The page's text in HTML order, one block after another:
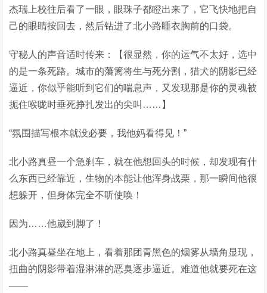
杰瑞上校往后看了一眼，眼珠子都瞪出来了，它飞快地把自
己的眼睛按回去，然后钻进了北小路睡衣胸前的口袋。
守秘人的声音适时传来：【很显然，你的运气不太好，选中
的是一条死路。城市的藩篱将生与死分割，猎犬的阴影已经
逼近，你似乎能听到它们的喘息声，又发现那是你的灵魂被
扼住喉咙时垂死挣扎发出的尖叫……】
“氛围描写根本就没必要，我他妈看得见！”
北小路真昼一个急刹车，就在他想回头的时候，却发现有什
么东西已经靠近，生物的本能让他浑身战栗，那一瞬间他很
想躲开，但身体完全不听使唤！
因为……他崴到脚了！
北小路真昼坐在地上，看着那团青黑色的烟雾从墙角显现，
扭曲的阴影带着湿淋淋的恶臭逐步逼近。难道他就要死在这
——